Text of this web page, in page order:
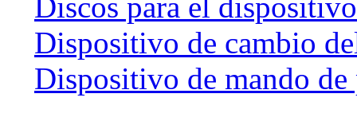
Dispositivo de cambio
Dispositivo de mando de